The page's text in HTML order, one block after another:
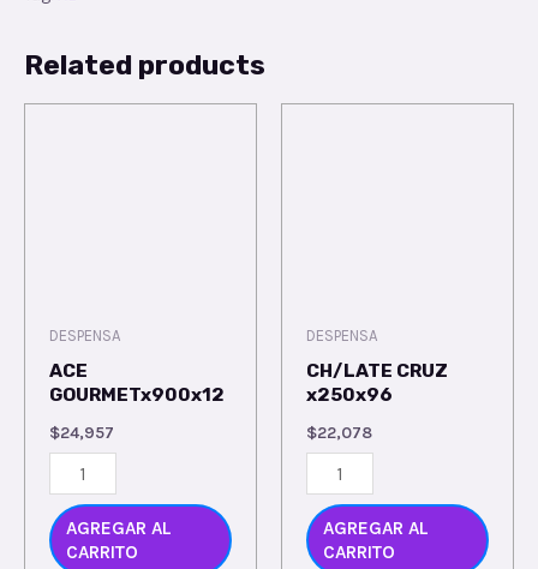
Related products
DESPENSA
ACE
GOURMETx900x12
$24,957
AGREGAR AL
CARRITO
DESPENSA
CH/LATE CRUZ
x250x96
$22,078
AGREGAR AL
CARRITO